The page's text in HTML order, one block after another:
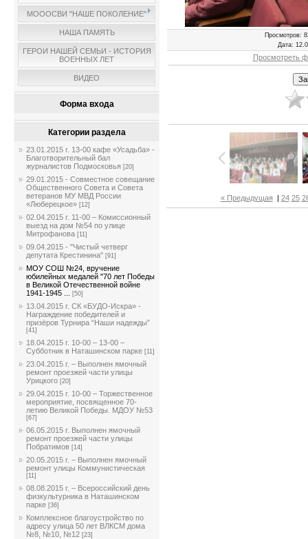
МОООСВИ "НАШЕ ПОКОЛЕНИЕ"
НАША ПАМЯТЬ
ГЕРОИ НАШЕЙ СЕМЬИ - ИСТОРИЯ
ВОЕННЫХ ЛЕТ
ВИДЕО
Форма входа
Категории раздела
23.01.2015 г. 13-00 кафе «Усадьба» -
Благотворительный бал
журналистов Подмосковья [20]
29.01.2015 - Совместное совещание
Общественного Совета и Совета
ветеранов МУ МВД России
«Люберецкое» [12]
02.04.2015 г. 11-00 – Комиссионный
выезд на дом №54 по улице
Митрофанова [11]
09.04.2015 - "Чистый четверг
депутата Крестинина" [91]
МОУ СОШ №24, вручение
юбилейных медалей "70 лет Победы
в Великой Отечественной войне
1941-1945 ...
[50]
13.04.2015 г. СК «БУДО-Искра» -
Награждение победителей и
призёров Турнира “Наши надежды”
[41]
18.04.2015 г. 10-00 – 13-00 –
Субботник в Наташинском парке [11]
23.04.2015 г. – Выполнен ямочный
ремонт проезжей части улицы
Урицкого [20]
29.04.2015 г. 10-00 – Торжественное
мероприятие, посвященное 70-
летию Великой Победы. МДОУ №53
[67]
06.05.2015 г. Выполнен ямочный
ремонт проезжей части улицы
Побратимов [14]
20.05.2015 г. – Выполнен ямочный
ремонт улицы Коммунистическая
[11]
08.08.2015 г. – Всероссийский день
физкультурника в Наташинском
парке [36]
Комплексное благоустройство по
адресу улица 50 лет ВЛКСМ дома
№8, №10, №12 [23]
Просмотров:
Дата:
Просмотреть
« Предыдущая | 24 25